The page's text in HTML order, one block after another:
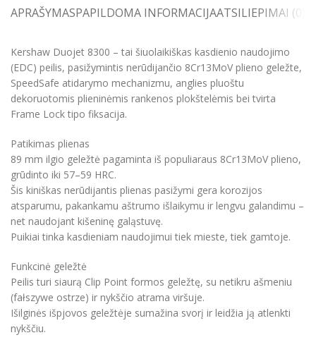
APRAŠYMASPAPILDOMA INFORMACIJAATSILIEPIMAI (0)
Kershaw Duojet 8300 – tai šiuolaikiškas kasdienio naudojimo
(EDC) peilis, pasižymintis nerūdijančio 8Cr13MoV plieno geležte,
SpeedSafe atidarymo mechanizmu, anglies pluoštu
dekoruotomis plieninėmis rankenos plokštelėmis bei tvirta
Frame Lock tipo fiksacija.
Patikimas plienas
89 mm ilgio geležtė pagaminta iš populiaraus 8Cr13MoV plieno,
grūdinto iki 57–59 HRC.
Šis kiniškas nerūdijantis plienas pasižymi gera korozijos
atsparumu, pakankamu aštrumo išlaikymu ir lengvu galandimu –
net naudojant kišeninę galąstuvę.
Puikiai tinka kasdieniam naudojimui tiek mieste, tiek gamtoje.
Funkcinė geležtė
Peilis turi siaurą Clip Point formos geležtę, su netikru ašmeniu
(fałszywe ostrze) ir nykščio atrama viršuje.
Išilginės išpjovos geležtėje sumažina svorį ir leidžia ją atlenkti
nykščiu.